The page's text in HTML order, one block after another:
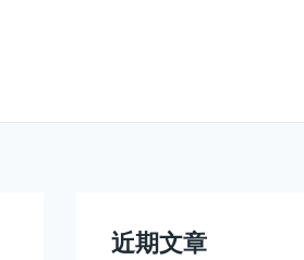
近期文章